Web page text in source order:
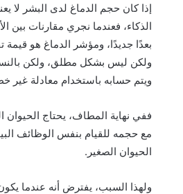
إذا كان حجم الدماغ لدى البشر لا
الذكاء، فعندما نجري مقارنات بين
بعدًا جديدًا، ومؤشر الدماغ هو
ولكن ليس بشكل مطلق، ولكن
ويتم حسابه باستخدام معادلة غير
ففي نهاية المطاف، يحتاج الحيوان
مع حجمه للقيام بنفس الوظائف
الحيوان الصغير.
ولهذا السبب، يفترض أنه عندما